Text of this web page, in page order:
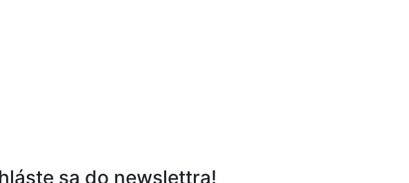
sa do newslettra!